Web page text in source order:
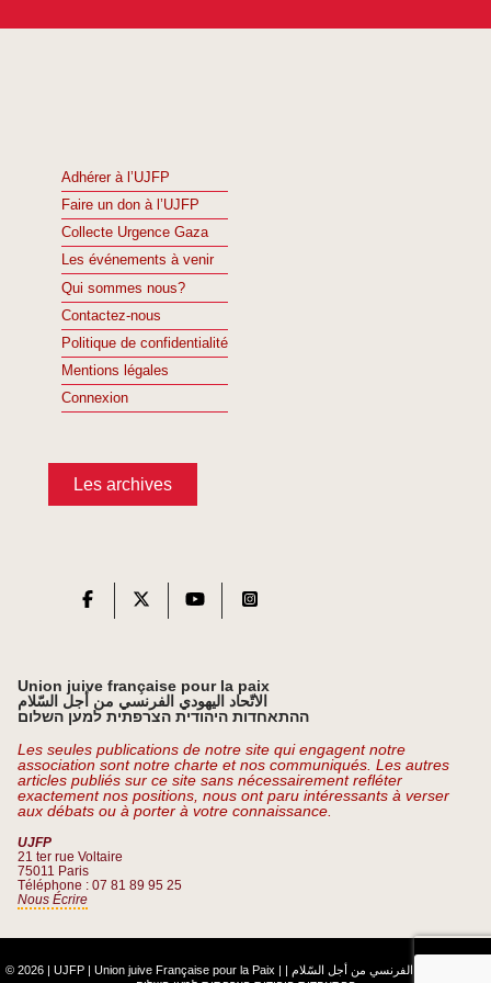
Adhérer à l’UJFP
Faire un don à l’UJFP
Collecte Urgence Gaza
Les événements à venir
Qui sommes nous?
Contactez-nous
Politique de confidentialité
Mentions légales
Connexion
Les archives
Union juive française pour la paix
الاتّحاد اليهودي الفرنسي من أجل السّلام
ההתאחדות היהודית הצרפתית למען השלום
Les seules publications de notre site qui engagent notre
association sont notre charte et nos communiqués. Les autres
articles publiés sur ce site sans nécessairement refléter
exactement nos positions, nous ont paru intéressants à verser
aux débats ou à porter à votre connaissance.
UJFP
21 ter rue Voltaire
75011 Paris
Téléphone : 07 81 89 95 25
Nous Écrire
© 2026 | UJFP | Union juive Française pour la Paix | الاتّحاد اليهودي الفرنسي من أجل السّلام |